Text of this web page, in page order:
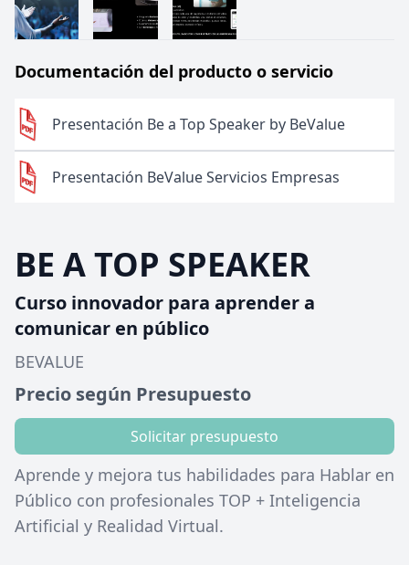
Documentación del producto o servicio
Presentación Be a Top Speaker by BeValue
Presentación BeValue Servicios Empresas
BE A TOP SPEAKER
Curso innovador para aprender a
comunicar en público
BEVALUE
Precio según Presupuesto
Solicitar presupuesto
Aprende y mejora tus habilidades para Hablar en
Público con profesionales TOP + Inteligencia
Artificial y Realidad Virtual.